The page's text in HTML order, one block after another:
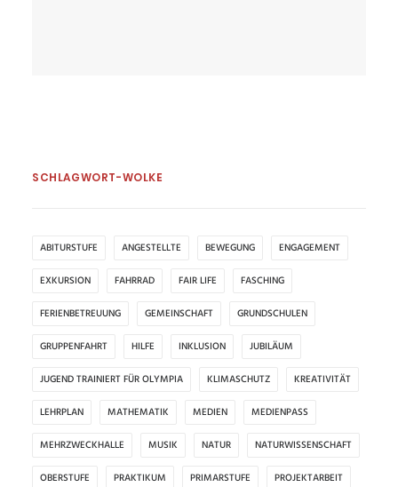
SCHLAGWORT-WOLKE
ABITURSTUFE ANGESTELLTE BEWEGUNG ENGAGEMENT
EXKURSION FAHRRAD FAIR LIFE FASCHING
FERIENBETREUUNG GEMEINSCHAFT GRUNDSCHULEN
GRUPPENFAHRT HILFE INKLUSION JUBILÄUM
JUGEND TRAINIERT FÜR OLYMPIA KLIMASCHUTZ KREATIVITÄT
LEHRPLAN MATHEMATIK MEDIEN MEDIENPASS
MEHRZWECKHALLE MUSIK NATUR NATURWISSENSCHAFT
OBERSTUFE PRAKTIKUM PRIMARSTUFE PROJEKTARBEIT